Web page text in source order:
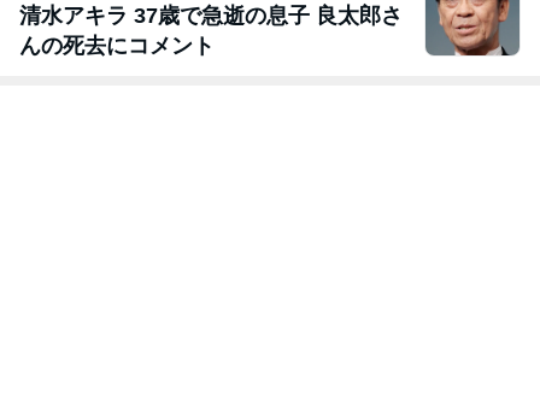
清水アキラ 37歳で急逝の息子 良太郎さ
んの死去にコメント